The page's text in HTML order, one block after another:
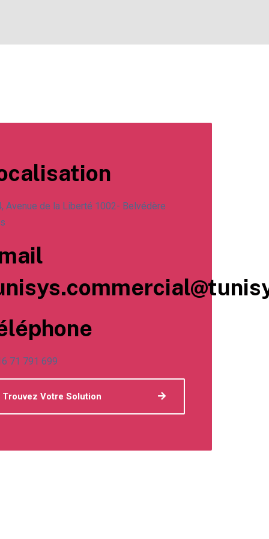
Avenue de la Liberté 1002- Belvédère
71 791 699
Trouvez Votre Solution